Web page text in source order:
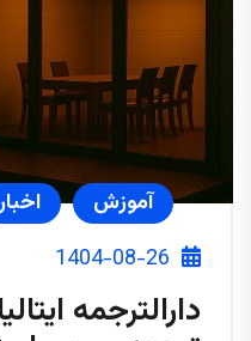
آموزش
1404-08-26
دارالترجمه